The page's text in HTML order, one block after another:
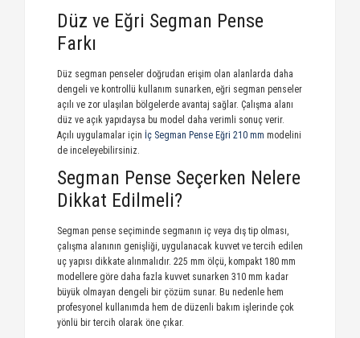
Düz ve Eğri Segman Pense
Farkı
Düz segman penseler doğrudan erişim olan alanlarda daha
dengeli ve kontrollü kullanım sunarken, eğri segman penseler
açılı ve zor ulaşılan bölgelerde avantaj sağlar. Çalışma alanı
düz ve açık yapıdaysa bu model daha verimli sonuç verir.
Açılı uygulamalar için İç Segman Pense Eğri 210 mm modelini
de inceleyebilirsiniz.
Segman Pense Seçerken Nelere
Dikkat Edilmeli?
Segman pense seçiminde segmanın iç veya dış tip olması,
çalışma alanının genişliği, uygulanacak kuvvet ve tercih edilen
uç yapısı dikkate alınmalıdır. 225 mm ölçü, kompakt 180 mm
modellere göre daha fazla kuvvet sunarken 310 mm kadar
büyük olmayan dengeli bir çözüm sunar. Bu nedenle hem
profesyonel kullanımda hem de düzenli bakım işlerinde çok
yönlü bir tercih olarak öne çıkar.